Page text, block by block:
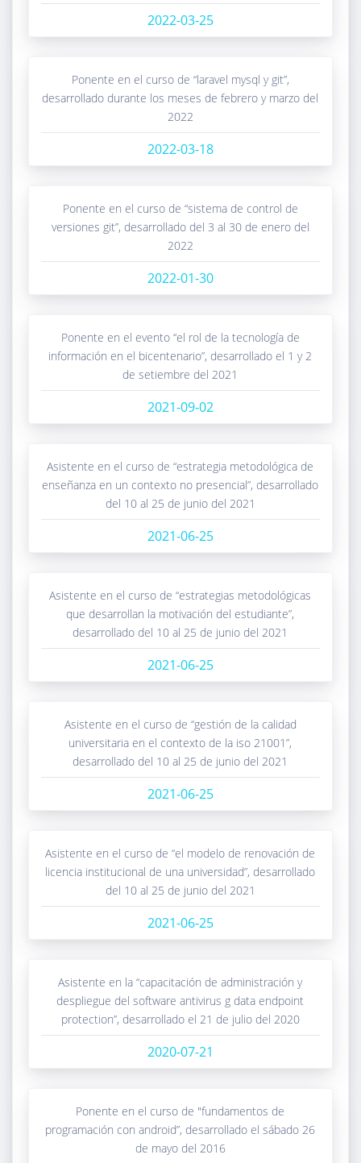
2022-03-25
ponente en el curso de “laravel mysql y git”,
desarrollado durante los meses de febrero y marzo del
2022
2022-03-18
ponente en el curso de “sistema de control de
versiones git”, desarrollado del 3 al 30 de enero del
2022
2022-01-30
ponente en el evento “el rol de la tecnología de
información en el bicentenario”, desarrollado el 1 y 2
de setiembre del 2021
2021-09-02
asistente en el curso de “estrategia metodológica de
enseñanza en un contexto no presencial”, desarrollado
del 10 al 25 de junio del 2021
2021-06-25
asistente en el curso de “estrategias metodológicas
que desarrollan la motivación del estudiante”,
desarrollado del 10 al 25 de junio del 2021
2021-06-25
asistente en el curso de “gestión de la calidad
universitaria en el contexto de la iso 21001”,
desarrollado del 10 al 25 de junio del 2021
2021-06-25
asistente en el curso de “el modelo de renovación de
licencia institucional de una universidad”, desarrollado
del 10 al 25 de junio del 2021
2021-06-25
asistente en la “capacitación de administración y
despliegue del software antivirus g data endpoint
protection”, desarrollado el 21 de julio del 2020
2020-07-21
ponente en el curso de "fundamentos de
programación con android”, desarrollado el sábado 26
de mayo del 2016